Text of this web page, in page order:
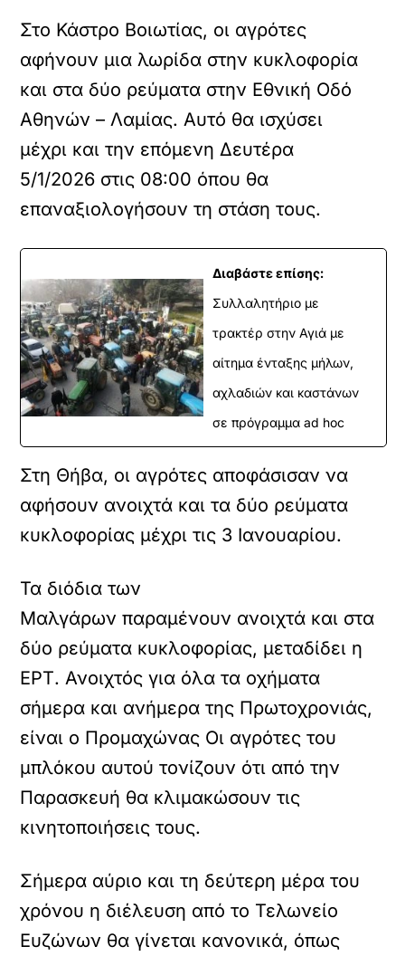
Στο Κάστρο Βοιωτίας, οι αγρότες
αφήνουν μια λωρίδα στην κυκλοφορία
και στα δύο ρεύματα στην Εθνική Οδό
Αθηνών – Λαμίας. Αυτό θα ισχύσει
μέχρι και την επόμενη Δευτέρα
5/1/2026 στις 08:00 όπου θα
επαναξιολογήσουν τη στάση τους.
Διαβάστε επίσης:
Συλλαλητήριο με
τρακτέρ στην Αγιά με
αίτημα ένταξης μήλων,
αχλαδιών και καστάνων
σε πρόγραμμα ad hoc
Στη Θήβα, οι αγρότες αποφάσισαν να
αφήσουν ανοιχτά και τα δύο ρεύματα
κυκλοφορίας μέχρι τις 3 Ιανουαρίου.
Τα διόδια των
Μαλγάρων παραμένουν ανοιχτά και στα
δύο ρεύματα κυκλοφορίας, μεταδίδει η
ΕΡΤ. Ανοιχτός για όλα τα οχήματα
σήμερα και ανήμερα της Πρωτοχρονιάς,
είναι ο Προμαχώνας Οι αγρότες του
μπλόκου αυτού τονίζουν ότι από την
Παρασκευή θα κλιμακώσουν τις
κινητοποιήσεις τους.
Σήμερα αύριο και τη δεύτερη μέρα του
χρόνου η διέλευση από το Τελωνείο
Ευζώνων θα γίνεται κανονικά, όπως